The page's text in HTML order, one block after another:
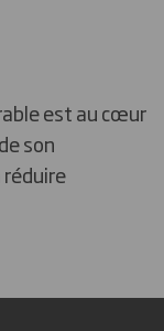
est au cœur
son